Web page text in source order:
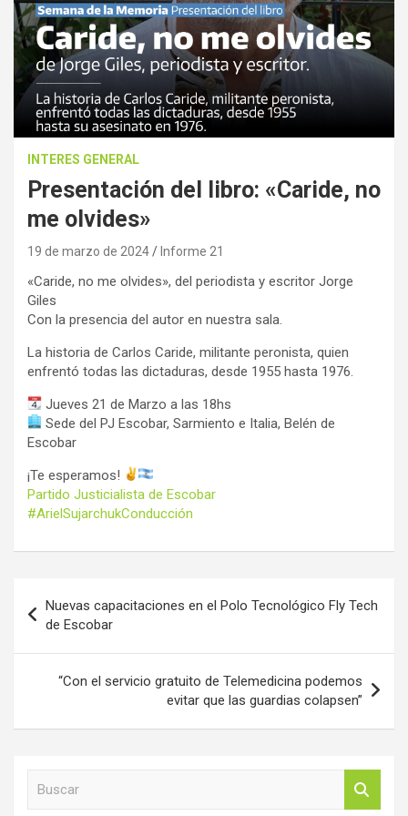
INTERES GENERAL
Presentación del libro: «Caride, no
me olvides»
19 de marzo de 2024 Informe 21
«Caride, no me olvides», del periodista y escritor Jorge
Giles
Con la presencia del autor en nuestra sala.
La historia de Carlos Caride, militante peronista, quien
enfrentó todas las dictaduras, desde 1955 hasta 1976.
Jueves 21 de Marzo a las 18hs
Sede del PJ Escobar, Sarmiento e Italia, Belén de
Escobar
¡Te esperamos!
Partido Justicialista de Escobar
#ArielSujarchukConducción
de
entradas
Nuevas capacitaciones en el Polo Tecnológico Fly Tech
de Escobar
“Con el servicio gratuito de Telemedicina podemos
evitar que las guardias colapsen”